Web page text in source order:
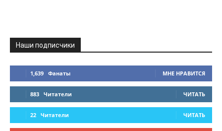
Наши подписчики
1,639 Фанаты МНЕ НРАВИТСЯ
883 Читатели ЧИТАТЬ
22 Читатели ЧИТАТЬ